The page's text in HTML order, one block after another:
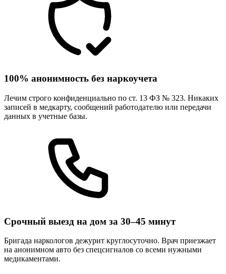
100% анонимность без наркоучета
Лечим строго конфиденциально по ст. 13 ФЗ № 323. Никаких
записей в медкарту, сообщений работодателю или передачи
данных в учетные базы.
Срочный выезд на дом за 30–45 минут
Бригада наркологов дежурит круглосуточно. Врач приезжает
на анонимном авто без спецсигналов со всеми нужными
медикаментами.